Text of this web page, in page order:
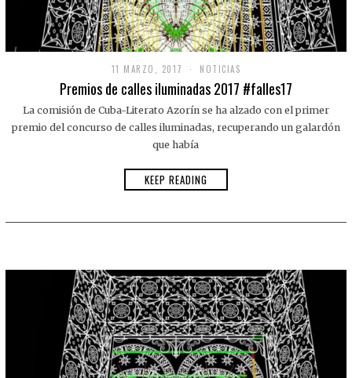
11 MARZO, 2017 NOTICIAS
Premios de calles iluminadas 2017 #falles17
La comisión de Cuba-Literato Azorín se ha alzado con el primer
premio del concurso de calles iluminadas, recuperando un galardón
que había
KEEP READING